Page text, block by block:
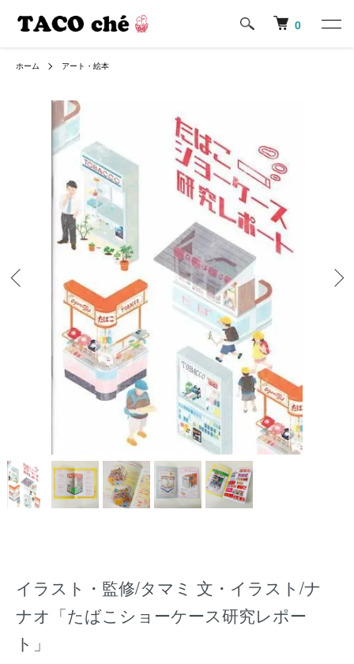
0
ホーム アート・絵本
イラスト・監修/タマミ 文・イラスト/ナ
ナオ「たばこショーケース研究レポー
ト」